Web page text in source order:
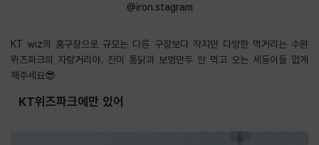
@iron.stagram
KT wiz의 홈구장으로 규모는 다른 구장보다 작지만 다양한 먹거리는 수원
위즈파크의 자랑거리야. 진미 통닭과 보영만두 안 먹고 오는 세둥이들 없게
해주세요😎
KT위즈파크에만 있어